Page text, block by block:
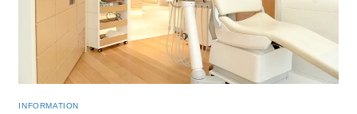
INFORMATION